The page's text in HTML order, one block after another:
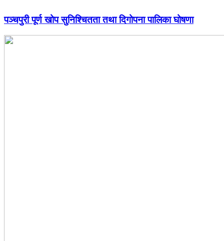
पञ्चपुरी पूर्ण खोप सुनिश्चितता तथा दिगोपना पालिका घोषणा